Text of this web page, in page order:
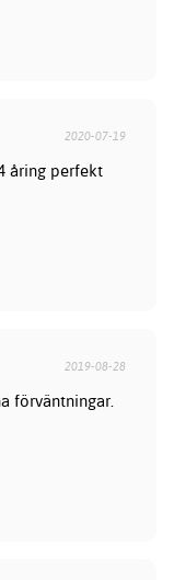
2020-07-19
åring perfekt
2019-08-28
förväntningar.